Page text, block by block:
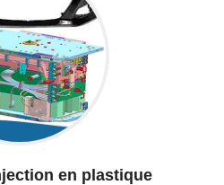
en plastique